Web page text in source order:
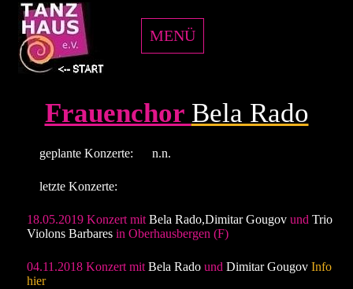
MENÜ
Frauenchor Bela Rado
geplante Konzerte: n.n.
letzte Konzerte:
18.05.2019 Konzert mit Bela Rado,Dimitar Gougov und Trio
Violons Barbares in Oberhausbergen (F)
04.11.2018 Konzert mit Bela Rado und Dimitar Gougov Info
hier